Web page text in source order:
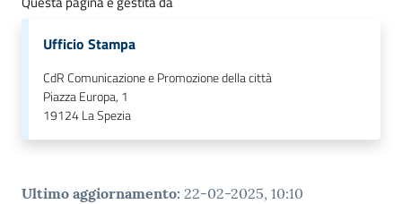
Ufficio Stampa
CdR Comunicazione e Promozione della città
Piazza Europa, 1
19124La Spezia
Ultimo aggiornamento: 22-02-2025, 10:10